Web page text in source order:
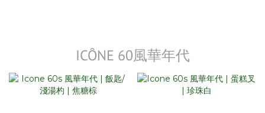
ICÔNE 60風華年代